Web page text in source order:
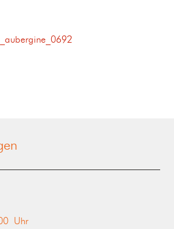
Uhr